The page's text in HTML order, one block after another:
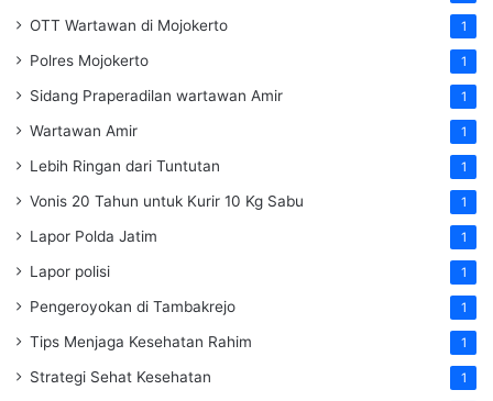
OTT Wartawan di Mojokerto 1
Polres Mojokerto 1
Sidang Praperadilan wartawan Amir 1
Wartawan Amir 1
Lebih Ringan dari Tuntutan 1
Vonis 20 Tahun untuk Kurir 10 Kg Sabu 1
Lapor Polda Jatim 1
Lapor polisi 1
Pengeroyokan di Tambakrejo 1
Tips Menjaga Kesehatan Rahim 1
Strategi Sehat Kesehatan 1